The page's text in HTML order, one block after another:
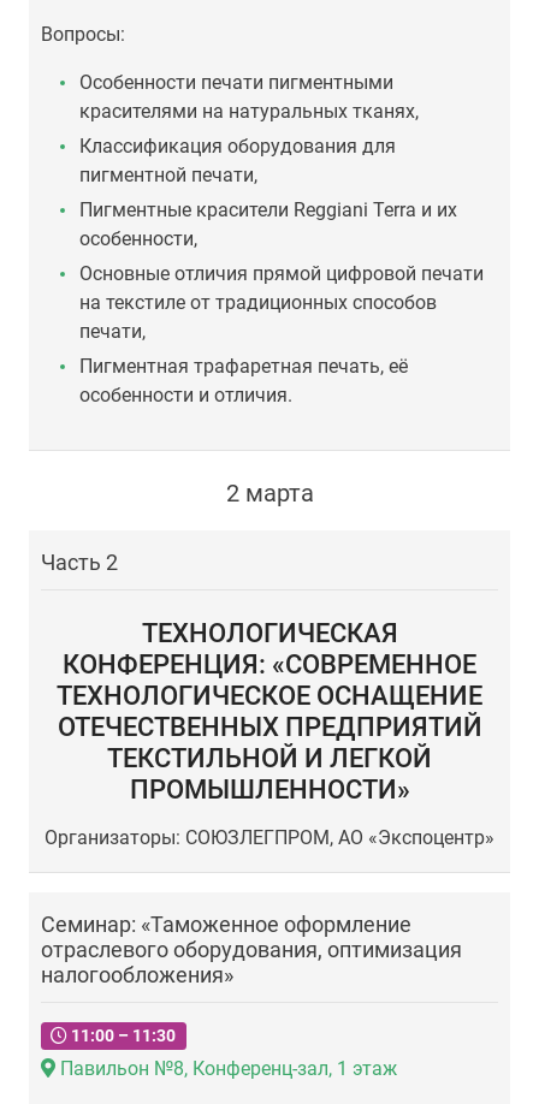
Вопросы:
Особенности печати пигментными
красителями на натуральных тканях,
Классификация оборудования для
пигментной печати,
Пигментные красители Reggiani Terra и их
особенности,
Основные отличия прямой цифровой печати
на текстиле от традиционных способов
печати,
Пигментная трафаретная печать, её
особенности и отличия.
2 марта
Часть 2
ТЕХНОЛОГИЧЕСКАЯ
КОНФЕРЕНЦИЯ: «СОВРЕМЕННОЕ
ТЕХНОЛОГИЧЕСКОЕ ОСНАЩЕНИЕ
ОТЕЧЕСТВЕННЫХ ПРЕДПРИЯТИЙ
ТЕКСТИЛЬНОЙ И ЛЕГКОЙ
ПРОМЫШЛЕННОСТИ»
Организаторы: СОЮЗЛЕГПРОМ, АО «Экспоцентр»
Семинар: «Таможенное оформление
отраслевого оборудования, оптимизация
налогообложения»
11:00 – 11:30
Павильон №8, Конференц-зал, 1 этаж